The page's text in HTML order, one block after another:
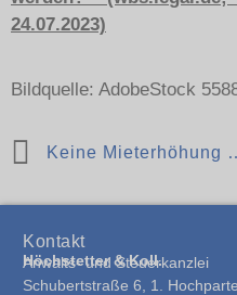
24.07.2023)
Bildquelle: AdobeStock
Keine
Kontakt
Höchstetter & Koll.
Anwalts- und Steuerkanzlei
Schubertstraße 6, 1.